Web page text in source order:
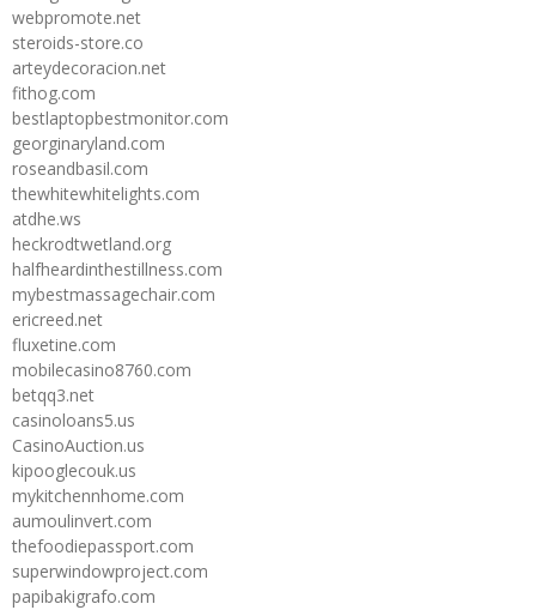
webpromote.net
steroids-store.co
arteydecoracion.net
fithog.com
bestlaptopbestmonitor.com
georginaryland.com
roseandbasil.com
thewhitewhitelights.com
atdhe.ws
heckrodtwetland.org
halfheardinthestillness.com
mybestmassagechair.com
ericreed.net
fluxetine.com
mobilecasino8760.com
betqq3.net
casinoloans5.us
CasinoAuction.us
kipooglecouk.us
mykitchennhome.com
aumoulinvert.com
thefoodiepassport.com
superwindowproject.com
papibakigrafo.com